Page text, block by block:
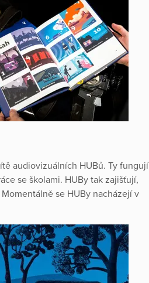
audiovizuálních HUBů. Ty fungují
se školami. HUBy tak zajišťují,
se HUBy nacházejí v